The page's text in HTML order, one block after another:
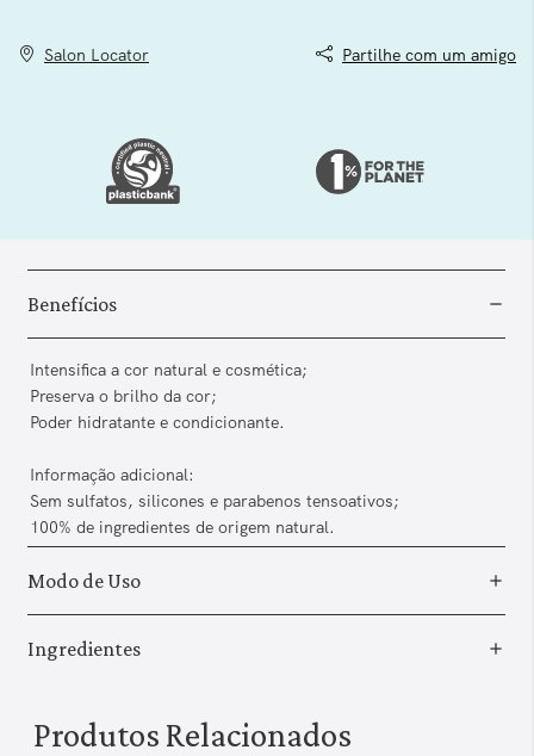
Salon Locator Partilhe com um amigo
Benefícios
Intensifica a cor natural e cosmética;
Preserva o brilho da cor;
Poder hidratante e condicionante.
Informação adicional:
Sem sulfatos, silicones e parabenos tensoativos;
100% de ingredientes de origem natural.
Modo de Uso
Ingredientes
Produtos Relacionados